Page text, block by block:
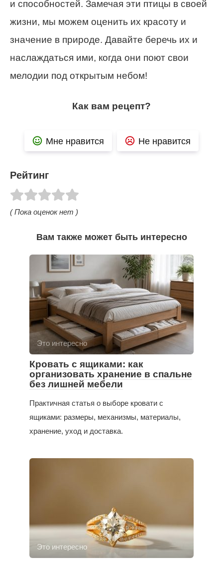
и способностей. Замечая эти птицы в своей
жизни, мы можем оценить их красоту и
значение в природе. Давайте беречь их и
наслаждаться ими, когда они поют свои
мелодии под открытым небом!
Как вам рецепт?
Мне нравится Не нравится
Рейтинг
( Пока оценок нет )
Вам также может быть интересно
Это интересно
Кровать с ящиками: как
организовать хранение в спальне
без лишней мебели
Практичная статья о выборе кровати с
ящиками: размеры, механизмы, материалы,
хранение, уход и доставка.
Это интересно